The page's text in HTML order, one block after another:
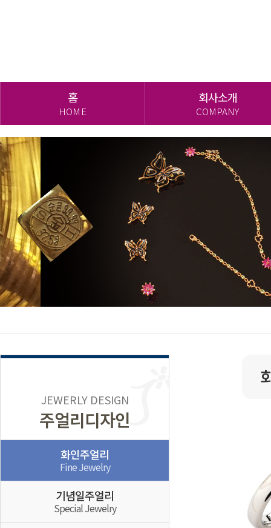
홈
HOME
회사소개
COMPANY
JEWERLY DESIGN
주얼리디자인
화인주얼리
Fine Jewelry
기념일주얼리
Special Jewelry